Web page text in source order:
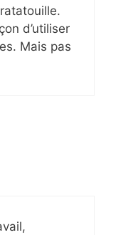
d’utiliser
Mais pas